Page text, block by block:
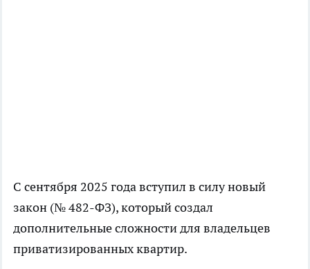
С сентября 2025 года вступил в силу новый
закон (№ 482-ФЗ), который создал
дополнительные сложности для владельцев
приватизированных квартир.